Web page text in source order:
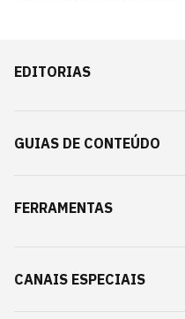
EDITORIAS
GUIAS DE CONTEÚDO
FERRAMENTAS
CANAIS ESPECIAIS